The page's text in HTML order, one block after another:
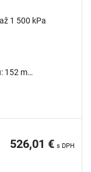
1 500 kPa
152 m
526,01 € s DPH